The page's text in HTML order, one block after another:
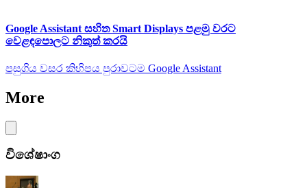
Google Assistant සහිත Smart Displays පළමු වරට
වෙළඳපොලට නිකුත් කරයි
පසුගිය වසර කිහිපය පුරාවටම Google Assistant
More
විශේෂාංග